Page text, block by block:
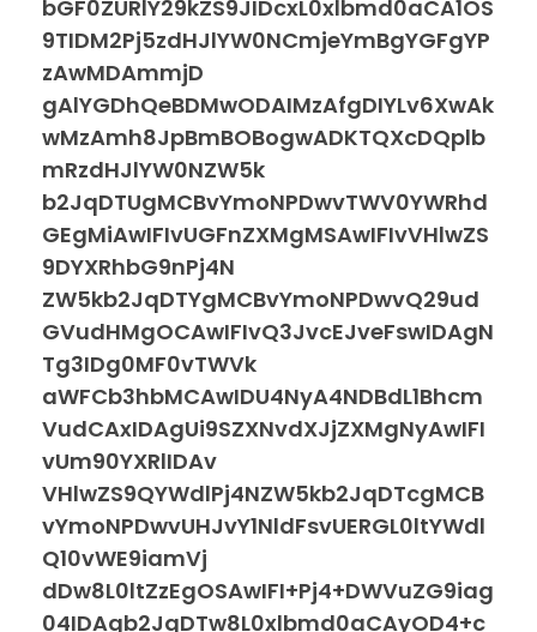
bGF0ZURlY29kZS9JIDcxL0xlbmd0aCA1OS
9TIDM2Pj5zdHJlYW0NCmjeYmBgYGFgYP
zAwMDAmmjD
gAlYGDhQeBDMwODAIMzAfgDIYLv6XwAk
wMzAmh8JpBmBOBogwADKTQXcDQplb
mRzdHJlYW0NZW5k
b2JqDTUgMCBvYmoNPDwvTWV0YWRhd
GEgMiAwIFIvUGFnZXMgMSAwIFIvVHlwZS
9DYXRhbG9nPj4N
ZW5kb2JqDTYgMCBvYmoNPDwvQ29ud
GVudHMgOCAwIFIvQ3JvcEJveFswIDAgN
Tg3IDg0MF0vTWVk
aWFCb3hbMCAwIDU4NyA4NDBdL1Bhcm
VudCAxIDAgUi9SZXNvdXJjZXMgNyAwIFI
vUm90YXRlIDAv
VHlwZS9QYWdlPj4NZW5kb2JqDTcgMCB
vYmoNPDwvUHJvY1NldFsvUERGL0ltYWdl
Q10vWE9iamVj
dDw8L0ltZzEgOSAwIFI+Pj4+DWVuZG9iag
04IDAgb2JqDTw8L0xlbmd0aCAyOD4+c